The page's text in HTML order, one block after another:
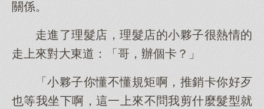
關係。
走進了理髮店，理髮店的小夥子很熱情的
走上來對大東道：「哥，辦個卡？」
「小夥子你懂不懂規矩啊，推銷卡你好歹
也等我坐下啊，這一上來不問我剪什麼髮型就